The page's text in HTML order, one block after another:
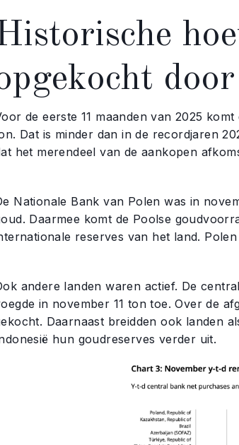
de eerste 11 maanden van 2025
Dat is minder dan in de recordjaren
het merendeel van de aankopen
Nationale Bank van Polen was in
Daarmee komt de Poolse
reserves van het land.
andere landen waren actief. De
in november 11 ton toe. Over de
Daarnaast breidden ook landen
hun goudreserves verder uit.